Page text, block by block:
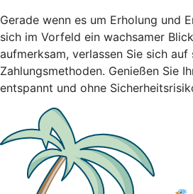
Gerade wenn es um Erholung und
sich im Vorfeld ein wachsamer
aufmerksam, verlassen Sie sich auf
Zahlungsmethoden. Genießen Sie
entspannt und ohne